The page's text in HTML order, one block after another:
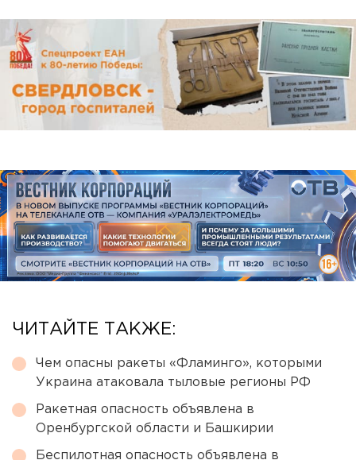
ЧИТАЙТЕ ТАКЖЕ:
Чем опасны ракеты «Фламинго», которыми
Украина атаковала тыловые регионы РФ
Ракетная опасность объявлена в
Оренбургской области и Башкирии
Беспилотная опасность объявлена в